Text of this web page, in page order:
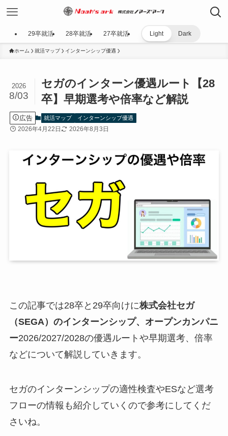
29卒就活 28卒就活 27卒就活 Light Dark
ホーム 就活マップ インターンシップ優遇
セガのインターン優遇ルート【28
卒】早期選考や倍率など解説
2026
8/03
広告 就活マップ インターンシップ優遇
2026年4月22日 2026年8月3日
この記事では28卒と29卒向けに株式会社セガ
（SEGA）のインターンシップ、オープンカンパニ
ー2026/2027/2028の優遇ルートや早期選考、倍率
などについて解説していきます。
セガのインターンシップの適性検査やESなど選考
フローの情報も紹介していくので参考にしてくだ
さいね。